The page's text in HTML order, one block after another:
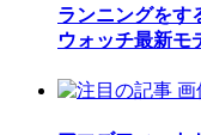
ランニングをす
ウォッチ最新モ